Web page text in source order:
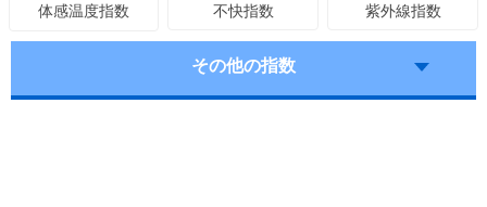
体感温度指数 不快指数 紫外線指数
その他の指数